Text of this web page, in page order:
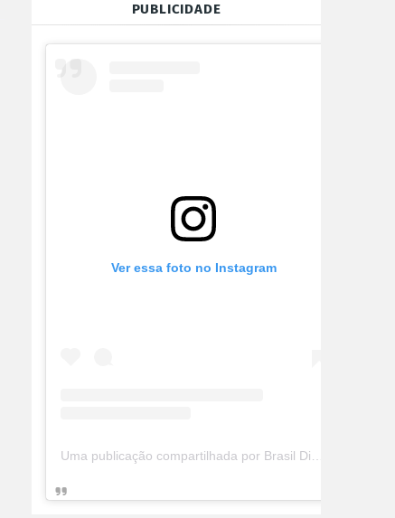
PUBLICIDADE
Ver essa foto no Instagram